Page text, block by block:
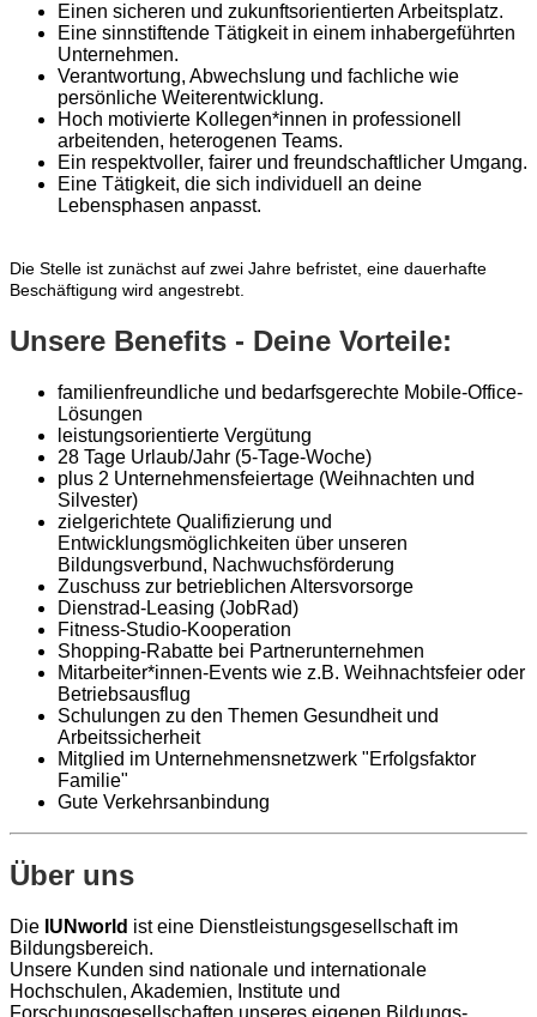
Einen sicheren und zukunftsorientierten Arbeitsplatz.
Eine sinnstiftende Tätigkeit in einem inhabergeführten
Unternehmen.
Verantwortung, Abwechslung und fachliche wie
persönliche Weiterentwicklung.
Hoch motivierte Kollegen*innen in professionell
arbeitenden, heterogenen Teams.
Ein respektvoller, fairer und freundschaftlicher Umgang.
Eine Tätigkeit, die sich individuell an deine
Lebensphasen anpasst.
Die Stelle ist zunächst auf zwei Jahre befristet, eine dauerhafte
Beschäftigung wird angestrebt.
Unsere Benefits - Deine Vorteile:
familienfreundliche und bedarfsgerechte Mobile-Office-
Lösungen
leistungsorientierte Vergütung
28 Tage Urlaub/Jahr (5-Tage-Woche)
plus 2 Unternehmensfeiertage (Weihnachten und
Silvester)
zielgerichtete Qualifizierung und
Entwicklungsmöglichkeiten über unseren
Bildungsverbund, Nachwuchsförderung
Zuschuss zur betrieblichen Altersvorsorge
Dienstrad-Leasing (JobRad)
Fitness-Studio-Kooperation
Shopping-Rabatte bei Partnerunternehmen
Mitarbeiter*innen-Events wie z.B. Weihnachtsfeier oder
Betriebsausflug
Schulungen zu den Themen Gesundheit und
Arbeitssicherheit
Mitglied im Unternehmensnetzwerk "Erfolgsfaktor
Familie"
Gute Verkehrsanbindung
Über uns
Die IUNworld ist eine Dienstleistungsgesellschaft im
Bildungsbereich.
Unsere Kunden sind nationale und internationale
Hochschulen, Akademien, Institute und
Forschungsgesellschaften unseres eigenen Bildungs-